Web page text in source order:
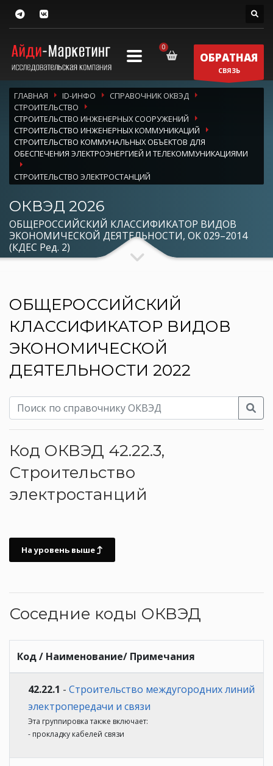
ОБРАТНАЯ
СВЯЗЬ
ГЛАВНАЯ ID-ИНФО
СПРАВОЧНИК ОКВЭД
СТРОИТЕЛЬСТВО
СТРОИТЕЛЬСТВО ИНЖЕНЕРНЫХ СООРУЖЕНИЙ
СТРОИТЕЛЬСТВО ИНЖЕНЕРНЫХ КОММУНИКАЦИЙ
СТРОИТЕЛЬСТВО КОММУНАЛЬНЫХ ОБЪЕКТОВ ДЛЯ
ОБЕСПЕЧЕНИЯ ЭЛЕКТРОЭНЕРГИЕЙ И ТЕЛЕКОММУНИКАЦИЯМИ
СТРОИТЕЛЬСТВО ЭЛЕКТРОСТАНЦИЙ
ОКВЭД 2026
ОБЩЕРОССИЙСКИЙ КЛАССИФИКАТОР ВИДОВ
ЭКОНОМИЧЕСКОЙ ДЕЯТЕЛЬНОСТИ, ОК 029–2014
(КДЕС Ред. 2)
ОБЩЕРОССИЙСКИЙ
КЛАССИФИКАТОР ВИДОВ
ЭКОНОМИЧЕСКОЙ
ДЕЯТЕЛЬНОСТИ 2022
Код ОКВЭД 42.22.3,
Строительство
электростанций
На уровень выше
Соседние коды ОКВЭД
Код / Наименование/ Примечания
42.22.1 - Строительство междугородних линий
электропередачи и связи
Эта группировка также включает:
- прокладку кабелей связи